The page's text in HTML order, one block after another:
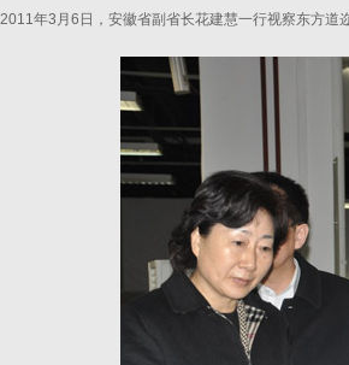
2011年3月6日，安徽省副省长花建慧一行视察东方道